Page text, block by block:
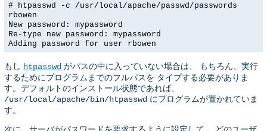
# htpasswd -c /usr/local/apache/passwd/passwords
rbowen
New password: mypassword
Re-type new password: mypassword
Adding password for user rbowen
もし htpasswd がパスの中に入っていない場合は、 もちろん、実行
するためにプログラムまでのフルパスを タイプする必要がありま
す。デフォルトのインストール状態であれば、
/usr/local/apache/bin/htpasswd にプログラムが置かれていま
す。
次に、サーバがパスワードを要求するように設定して、 どのユーザ